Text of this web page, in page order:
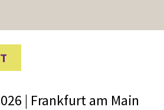
| Frankfurt am Main